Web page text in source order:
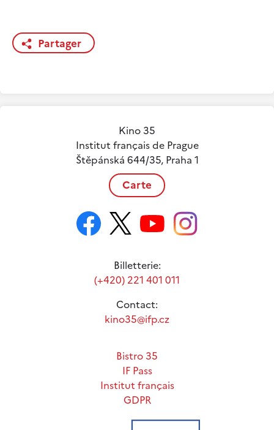
Partager
Kino 35
Institut français de Prague
Štěpánská 644/35, Praha 1
Carte
Billetterie:
(+420) 221 401 011
Contact:
kino35@ifp.cz
Bistro 35
IF Pass
Institut français
GDPR